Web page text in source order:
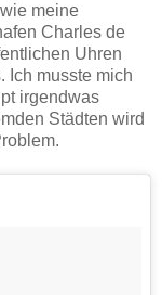
meine
Charles de
Uhren
Ich musste mich
irgendwas
Städten wird